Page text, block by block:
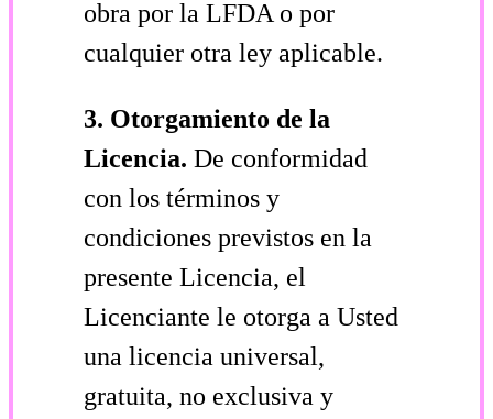
obra por la LFDA o por
cualquier otra ley aplicable.
3. Otorgamiento de la
Licencia. De conformidad
con los términos y
condiciones previstos en la
presente Licencia, el
Licenciante le otorga a Usted
una licencia universal,
gratuita, no exclusiva y